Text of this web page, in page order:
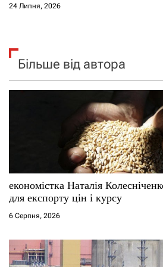
24 Липня, 2026
Більше від автора
економістка Наталія
для експорту цін і курсу
6 Серпня, 2026